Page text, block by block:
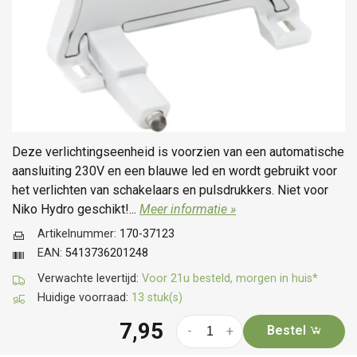
Deze verlichtingseenheid is voorzien van een automatische
aansluiting 230V en een blauwe led en wordt gebruikt voor
het verlichten van schakelaars en pulsdrukkers. Niet voor
Niko Hydro geschikt!... Meer informatie »
Verwachte levertijd: Voor 21u besteld, morgen in huis*
Huidige voorraad: 13 stuk(s)
Artikelnummer: 170-37123
EAN: 5413736201248
7,95 +
- Bestel